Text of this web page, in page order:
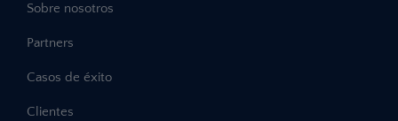
Sobre nosotros
Partners
Casos de éxito
Clientes